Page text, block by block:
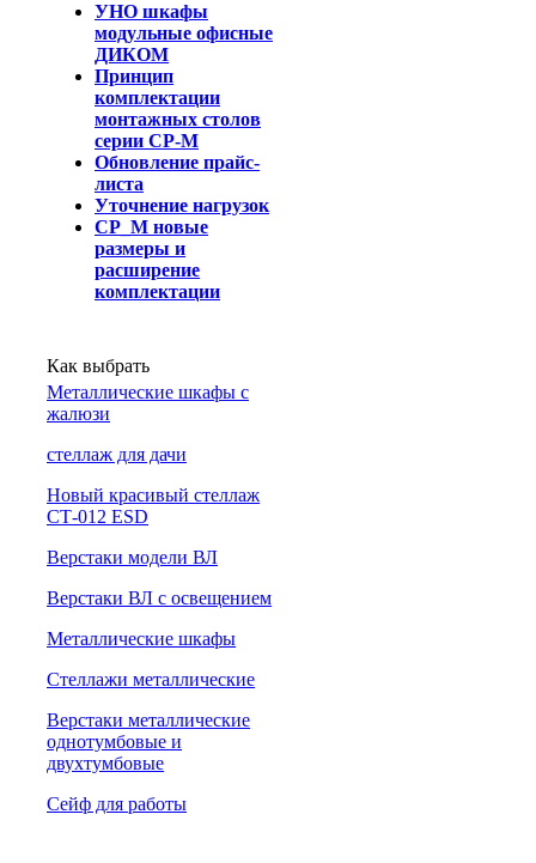
УНО шкафы
модульные офисные
ДИКОМ
Принцип
комплектации
монтажных столов
серии СР-М
Обновление прайс-
листа
Уточнение нагрузок
СР_М новые
размеры и
расширение
комплектации
Как выбрать
Металлические шкафы с
жалюзи
cтеллаж для дачи
Новый красивый стеллаж
СТ-012 ESD
Верстаки модели ВЛ
Верстаки ВЛ с освещением
Металлические шкафы
Стеллажи металлические
Верстаки металлические
однотумбовые и
двухтумбовые
Сейф для работы